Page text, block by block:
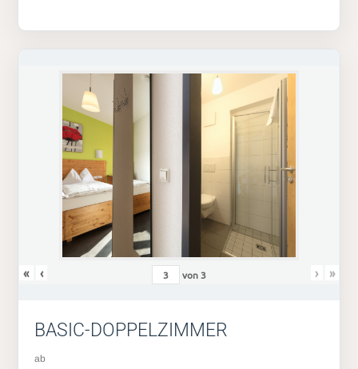
« ‹ von3 › »
BASIC-DOPPELZIMMER
ab